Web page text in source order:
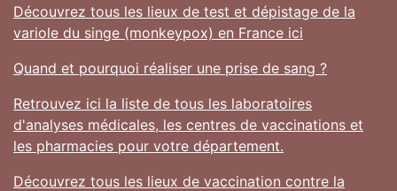
Découvrez tous les lieux de test et dépistage de la
variole du singe (monkeypox) en France ici
Quand et pourquoi réaliser une prise de sang ?
Retrouvez ici la liste de tous les laboratoires
d'analyses médicales, les centres de vaccinations et
les pharmacies pour votre département.
Découvrez tous les lieux de vaccination contre la